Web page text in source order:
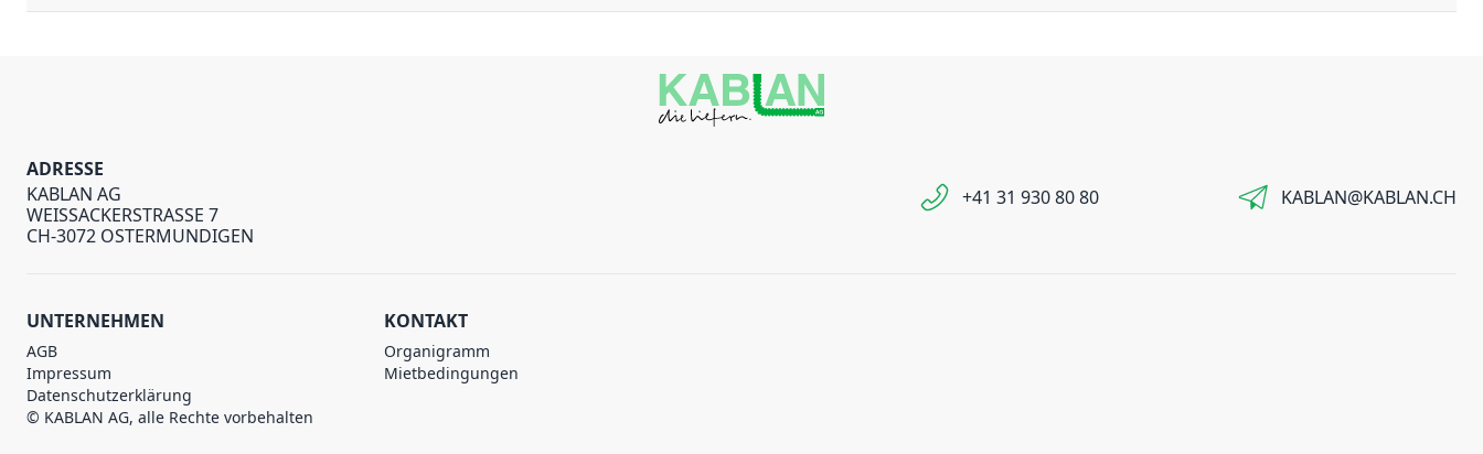
ADRESSE
KABLAN AG
WEISSACKERSTRASSE 7
CH-3072 OSTERMUNDIGEN
+41 31 930 80 80 KABLAN@KABLAN.CH
UNTERNEHMEN
AGB
Impressum
Datenschutzerklärung
© KABLAN AG, alle Rechte vorbehalten
KONTAKT
Organigramm
Mietbedingungen